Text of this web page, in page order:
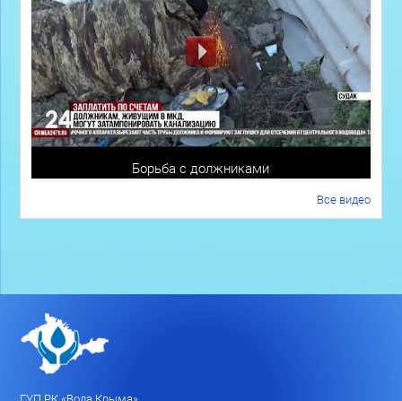
Борьба с должниками
Все видео